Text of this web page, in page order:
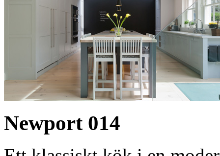
Newport 014